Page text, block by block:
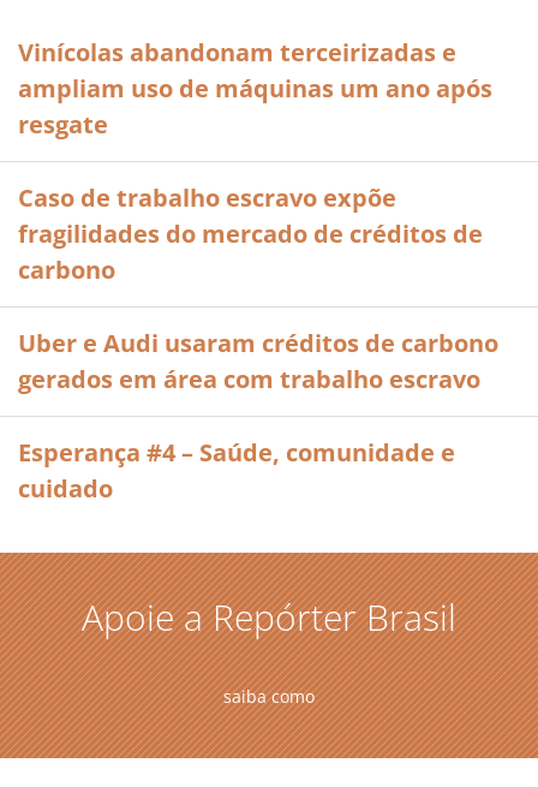
Vinícolas abandonam terceirizadas e
ampliam uso de máquinas um ano após
resgate
Caso de trabalho escravo expõe
fragilidades do mercado de créditos de
carbono
Uber e Audi usaram créditos de carbono
gerados em área com trabalho escravo
Esperança #4 – Saúde, comunidade e
cuidado
Apoie a Repórter Brasil
saiba como